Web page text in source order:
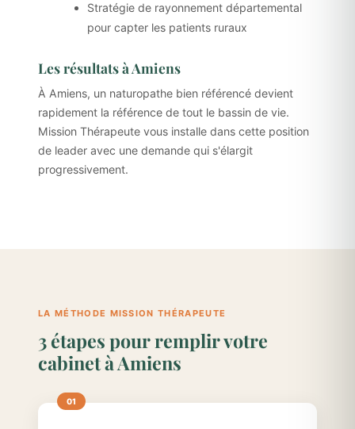
Stratégie de rayonnement départemental
pour capter les patients ruraux
Les résultats à Amiens
À Amiens, un naturopathe bien référencé devient
rapidement la référence de tout le bassin de vie.
Mission Thérapeute vous installe dans cette position
de leader avec une demande qui s'élargit
progressivement.
LA MÉTHODE MISSION THÉRAPEUTE
3 étapes pour remplir votre
cabinet à Amiens